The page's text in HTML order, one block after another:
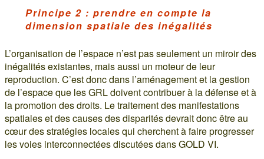
Principe 2 : prendre en compte la
dimension spatiale des inégalités
L’organisation de l’espace n’est pas seulement un miroir des
inégalités existantes, mais aussi un moteur de leur
reproduction. C’est donc dans l’aménagement et la gestion
de l’espace que les GRL doivent contribuer à la défense et à
la promotion des droits. Le traitement des manifestations
spatiales et des causes des disparités devrait donc être au
cœur des stratégies locales qui cherchent à faire progresser
les voies interconnectées discutées dans GOLD VI.